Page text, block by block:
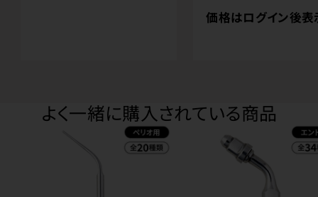
価格はログイン後表
よく一緒に購入されている商品